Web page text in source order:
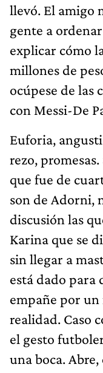
llevó. El amigo
gente a
explicar cómo
millones de
ocúpese de las
con Messi-De
Euforia,
rezo,
que fue de
son de Adorni,
discusión las
Karina que se
sin llegar a
está dado para
empañe por un
realidad. Caso
el gesto
una boca.